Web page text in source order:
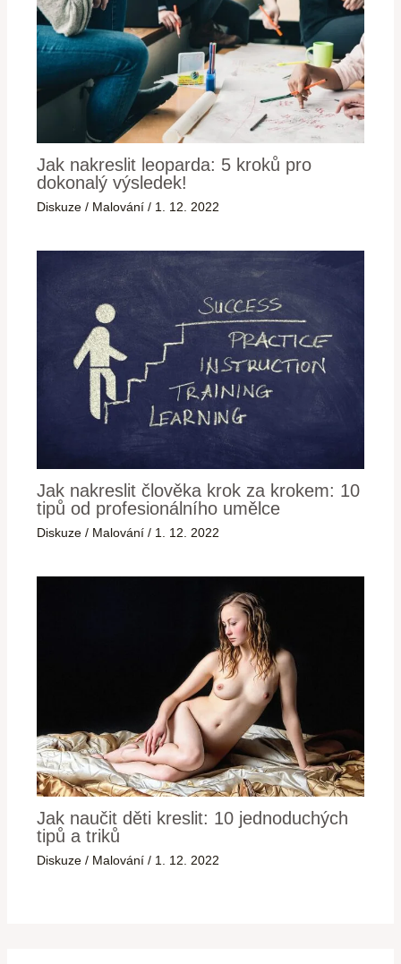
Jak nakreslit leoparda: 5 kroků pro
dokonalý výsledek!
Diskuze / Malování / 1. 12. 2022
Jak nakreslit člověka krok za krokem: 10
tipů od profesionálního umělce
Diskuze / Malování / 1. 12. 2022
Jak naučit děti kreslit: 10 jednoduchých
tipů a triků
Diskuze / Malování / 1. 12. 2022